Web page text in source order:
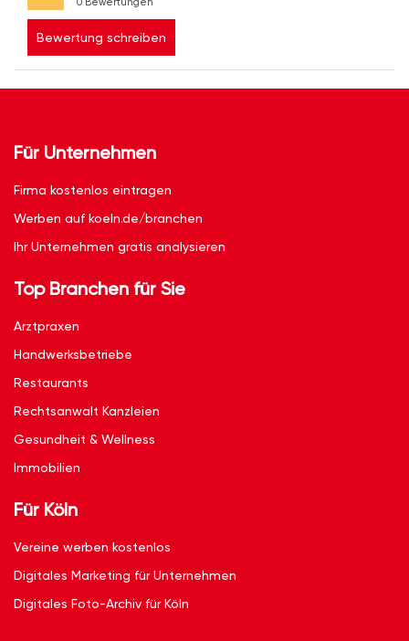
Bewertung schreiben
Für Unternehmen
Firma kostenlos eintragen
Werben auf koeln.de/branchen
Ihr Unternehmen gratis analysieren
Top Branchen für Sie
Arztpraxen
Handwerksbetriebe
Restaurants
Rechtsanwalt Kanzleien
Gesundheit & Wellness
Immobilien
Für Köln
Vereine werben kostenlos
Digitales Marketing für Unternehmen
Digitales Foto-Archiv für Köln